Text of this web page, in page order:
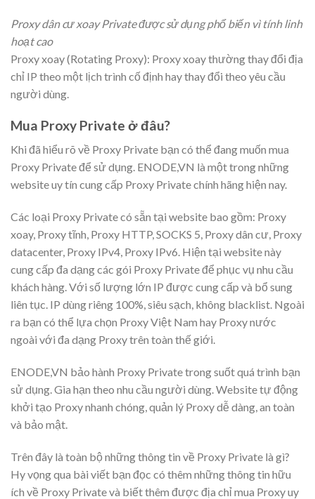
Proxy dân cư xoay Private được sử dụng phổ biến vì tính linh
hoạt cao
Proxy xoay (Rotating Proxy): Proxy xoay thường thay đổi địa
chỉ IP theo một lịch trình cố định hay thay đổi theo yêu cầu
người dùng.
Mua Proxy Private ở đâu?
Khi đã hiểu rõ về Proxy Private bạn có thể đang muốn mua
Proxy Private để sử dụng. ENODE,VN là một trong những
website uy tín cung cấp Proxy Private chính hãng hiện nay.
Các loại Proxy Private có sẵn tại website bao gồm: Proxy
xoay, Proxy tĩnh, Proxy HTTP, SOCKS 5, Proxy dân cư, Proxy
datacenter, Proxy IPv4, Proxy IPv6. Hiện tại website này
cung cấp đa dạng các gói Proxy Private để phục vụ nhu cầu
khách hàng. Với số lượng lớn IP được cung cấp và bổ sung
liên tục. IP dùng riêng 100%, siêu sạch, không blacklist. Ngoài
ra bạn có thể lựa chọn Proxy Việt Nam hay Proxy nước
ngoài với đa dạng Proxy trên toàn thế giới.
ENODE,VN bảo hành Proxy Private trong suốt quá trình bạn
sử dụng. Gia hạn theo nhu cầu người dùng. Website tự động
khởi tạo Proxy nhanh chóng, quản lý Proxy dễ dàng, an toàn
và bảo mật.
Trên đây là toàn bộ những thông tin về Proxy Private là gì?
Hy vọng qua bài viết bạn đọc có thêm những thông tin hữu
ích về Proxy Private và biết thêm được địa chỉ mua Proxy uy